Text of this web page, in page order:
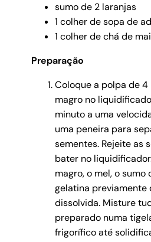
sumo de 2 laranjas
1 colher de sopa de
1 colher de chá de
Preparação
Coloque a polpa de
magro no
minuto a uma
uma peneira para
sementes. Rejeite as
bater no
magro, o mel, o sumo
gelatina previamente
dissolvida. Misture
preparado numa
frigorífico até